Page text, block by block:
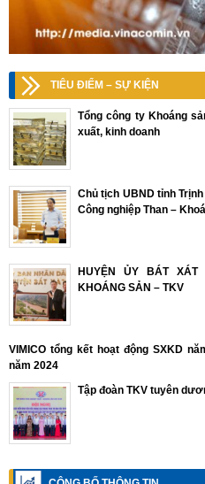
TIÊU ĐIỂM – SỰ KIỆN
Tổng công ty Khoáng
xuất, kinh doanh
Chủ tịch UBND tỉnh
Công nghiệp Than –
HUYỆN ỦY BÁT XÁT
KHOÁNG SẢN – TKV
VIMICO tổng kết hoạt động SXKD
năm 2024
Tập đoàn TKV tuyên